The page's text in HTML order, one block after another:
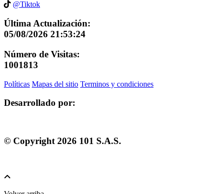
@Tiktok
Última Actualización:
05/08/2026 21:53:24
Número de Visitas:
1001813
Políticas Mapas del sitio Terminos y condiciones
Desarrollado por:
© Copyright 2026 101 S.A.S.